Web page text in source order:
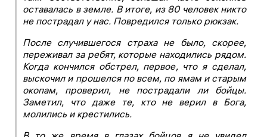
оставалась в земле. В итоге, из 80 человек никто
не пострадал у нас. Повредился только рюкзак.
После случившегося страха не было, скорее,
переживал за ребят, которые находились рядом.
Когда кончился обстрел, первое, что я сделал,
выскочил и прошелся по всем, по ямам и старым
окопам, проверил, не пострадали ли бойцы.
Заметил, что даже те, кто не верил в Бога,
молились и крестились.